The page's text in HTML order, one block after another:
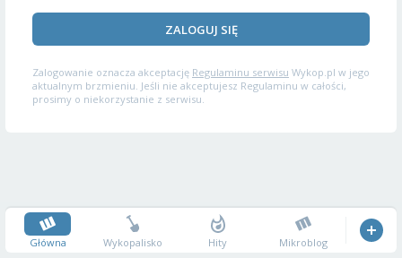
ZALOGUJ SIĘ
Zalogowanie oznacza akceptację Regulaminu serwisu Wykop.pl w jego
aktualnym brzmieniu. Jeśli nie akceptujesz Regulaminu w całości,
prosimy o niekorzystanie z serwisu.
Główna Wykopalisko Hity Mikroblog